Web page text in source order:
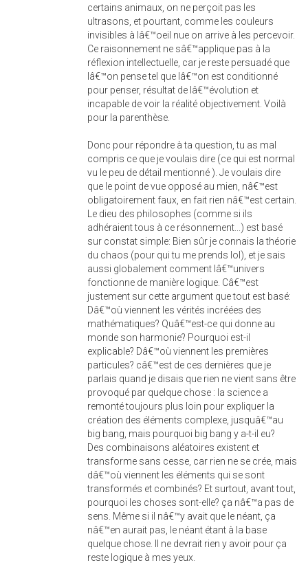
certains animaux, on ne perçoit pas les
ultrasons, et pourtant, comme les couleurs
invisibles à lâ€™oeil nue on arrive à les percevoir.
Ce raisonnement ne sâ€™applique pas à la
réflexion intellectuelle, car je reste persuadé que
lâ€™on pense tel que lâ€™on est conditionné
pour penser, résultat de lâ€™évolution et
incapable de voir la réalité objectivement. Voilà
pour la parenthèse.
Donc pour répondre à ta question, tu as mal
compris ce que je voulais dire (ce qui est normal
vu le peu de détail mentionné ). Je voulais dire
que le point de vue opposé au mien, nâ€™est
obligatoirement faux, en fait rien nâ€™est certain.
Le dieu des philosophes (comme si ils
adhéraient tous à ce résonnement...) est basé
sur constat simple: Bien sûr je connais la théorie
du chaos (pour qui tu me prends lol), et je sais
aussi globalement comment lâ€™univers
fonctionne de manière logique. Câ€™est
justement sur cette argument que tout est basé:
Dâ€™où viennent les vérités incréées des
mathématiques? Quâ€™est-ce qui donne au
monde son harmonie? Pourquoi est-il
explicable? Dâ€™où viennent les premières
particules? câ€™est de ces dernières que je
parlais quand je disais que rien ne vient sans être
provoqué par quelque chose : la science a
remonté toujours plus loin pour expliquer la
création des éléments complexe, jusquâ€™au
big bang, mais pourquoi big bang y a-t-il eu?
Des combinaisons aléatoires existent et
transforme sans cesse, car rien ne se crée, mais
dâ€™où viennent les éléments qui se sont
transformés et combinés? Et surtout, avant tout,
pourquoi les choses sont-elle? ça nâ€™a pas de
sens. Même si il nâ€™y avait que le néant, ça
nâ€™en aurait pas, le néant étant à la base
quelque chose. Il ne devrait rien y avoir pour ça
reste logique à mes yeux.